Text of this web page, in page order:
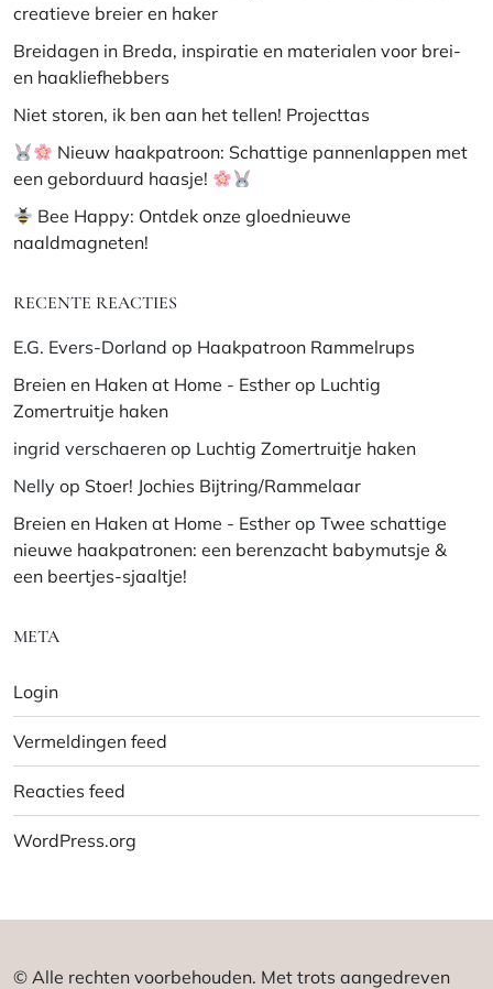
creatieve breier en haker
Breidagen in Breda, inspiratie en materialen voor brei-
en haakliefhebbers
Niet storen, ik ben aan het tellen! Projecttas
Nieuw haakpatroon: Schattige pannenlappen met
een geborduurd haasje!
Bee Happy: Ontdek onze gloednieuwe
naaldmagneten!
RECENTE REACTIES
E.G. Evers-Dorland op Haakpatroon Rammelrups
Breien en Haken at Home - Esther op Luchtig
Zomertruitje haken
ingrid verschaeren op Luchtig Zomertruitje haken
Nelly op Stoer! Jochies Bijtring/Rammelaar
Breien en Haken at Home - Esther op Twee schattige
nieuwe haakpatronen: een berenzacht babymutsje &
een beertjes-sjaaltje!
META
Login
Vermeldingen feed
Reacties feed
WordPress.org
© Alle rechten voorbehouden. Met trots aangedreven